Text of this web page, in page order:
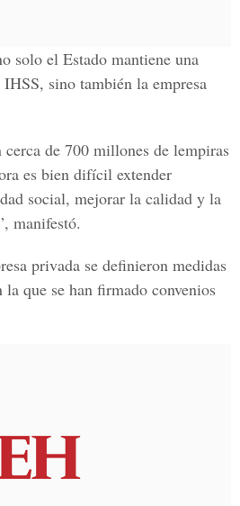
solo el Estado mantiene una
sino también la empresa
cerca de 700 millones de lempiras
es bien difícil extender
social, mejorar la calidad y la
manifestó.
privada se definieron medidas
la que se han firmado convenios